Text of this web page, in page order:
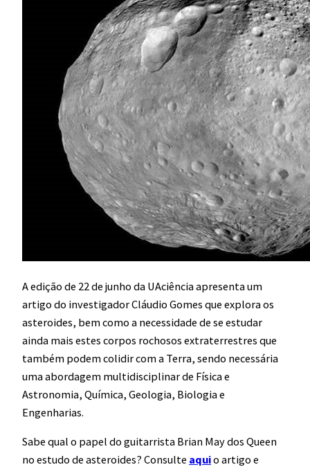
A edição de 22 de junho da UAciência apresenta um
artigo do investigador Cláudio Gomes que explora os
asteroides, bem como a necessidade de se estudar
ainda mais estes corpos rochosos extraterrestres que
também podem colidir com a Terra, sendo necessária
uma abordagem multidisciplinar de Física e
Astronomia, Química, Geologia, Biologia e
Engenharias.
Sabe qual o papel do guitarrista Brian May dos Queen
no estudo de asteroides? Consulte aquio artigo e